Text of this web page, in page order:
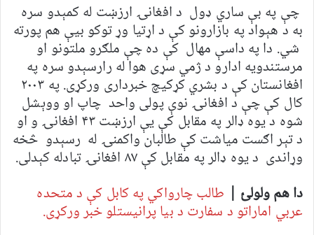
چې په بې ساري ډول د افغانۍ ارزښت له کمېدو سره
به د هېواد په بازارونو کې د اړتیا وړ توکو بیې هم پورته
شي. دا په داسې مهال کې ده چې ملګرو ملتونو او
مرستندویه ادارو د ژمي سړی هوا له رارسېدو سره په
افغانستان کې د بشري کړکیچ خبرداری ورکړی. په ۲۰۰۳
کال کې چې د افغانۍ نوې پولی واحد چاپ او ووېشل
شوه د یوه ډالر په مقابل کې یې ارزښت ۴۳ افغانۍ و او
د تېر اګست میاشت کې طالبان واکمنۍ له رسېدو څخه
وړاندی د یوه ډالر په مقابل کې ۸۷ افغانۍ تبادله کېدلی.
دا هم ولولئ | طالب چارواکي په کابل کې د متحده
عربي اماراتو د سفارت د بیاپرانیستلو خبر ورکړی.